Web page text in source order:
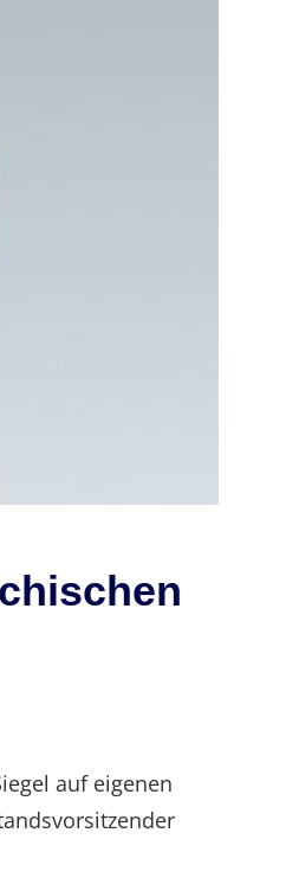
auf eigenen